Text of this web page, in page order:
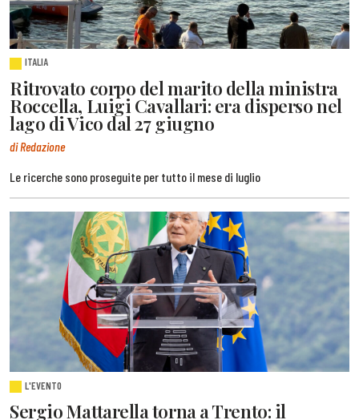
ITALIA
Ritrovato corpo del marito della ministra
Roccella, Luigi Cavallari: era disperso nel
lago di Vico dal 27 giugno
di Redazione
Le ricerche sono proseguite per tutto il mese di luglio
L'EVENTO
Sergio Mattarella torna a Trento: il